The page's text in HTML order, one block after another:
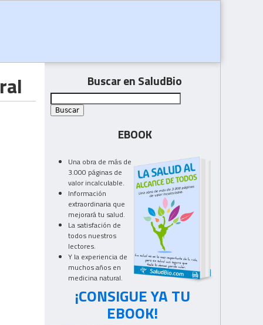
Buscar en SaludBio
EBOOK
Una obra de más de
3.000 páginas de
valor incalculable.
Información
extraordinaria que
mejorará tu salud.
La satisfación de
todos nuestros
lectores.
Y la experiencia de
muchos años en
medicina natural.
¡CONSIGUE YA TU
EBOOK!